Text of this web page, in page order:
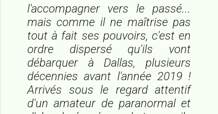
l'accompagner vers le passé...
mais comme il ne maîtrise pas
tout à fait ses pouvoirs, c'est en
ordre dispersé qu'ils vont
débarquer à Dallas, plusieurs
décennies avant l'année 2019 !
Arrivés sous le regard attentif
d'un amateur de paranormal et